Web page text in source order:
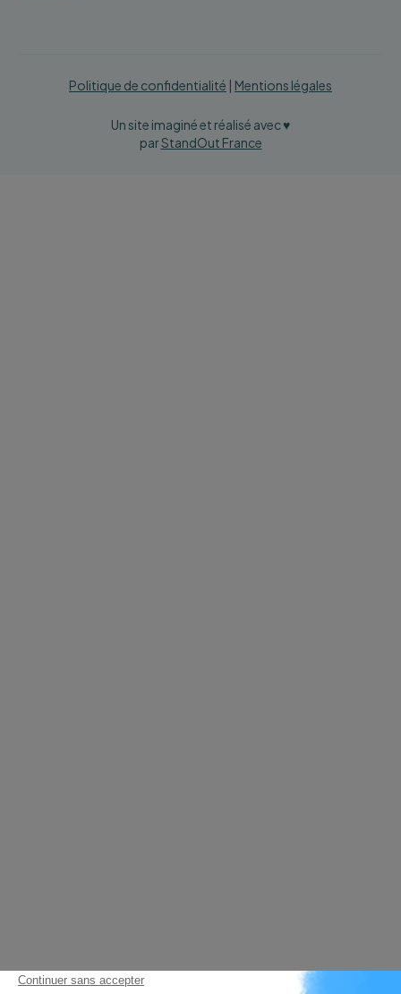
Politique de confidentialité | Mentions légales
Un site imaginé et réalisé avec ♥
parStandOut France